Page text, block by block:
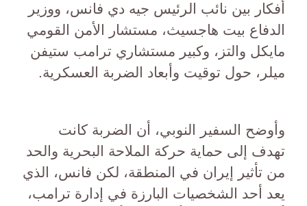
أفكار بين نائب الرئيس جيه دي فانس، ووزير
الدفاع بيت هاجسيث، مستشار الأمن القومي
مايكل والتز، وكبير مستشاري ترامب ستيفن
ميلر، حول توقيت وأبعاد الضربة العسكرية.
وأوضح السفير النوبي، أن الضربة كانت
تهدف إلى حماية حركة الملاحة البحرية والحد
من تأثير إيران في المنطقة، لكن فانس، الذي
يعد أحد الشخصيات البارزة في إدارة ترامب،